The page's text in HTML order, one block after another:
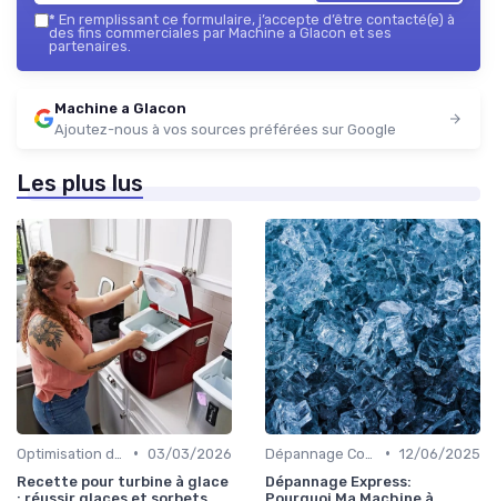
* En remplissant ce formulaire, j’accepte d’être contacté(e) à
des fins commerciales par Machine a Glacon et ses
partenaires.
Machine a Glacon
Ajoutez-nous à vos sources préférées sur Google
Les plus lus
• 03/03/2026
Recette pour turbine à glace
• 12/06/2025
Dépannage Express: